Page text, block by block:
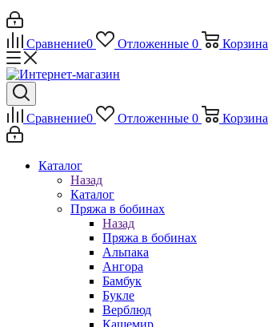
Сравнение0 Отложенные 0 Корзина
Сравнение0 Отложенные 0 Корзина
Каталог
Назад
Каталог
Пряжа в бобинах
Назад
Пряжа в бобинах
Альпака
Ангора
Бамбук
Букле
Верблюд
Кашемир